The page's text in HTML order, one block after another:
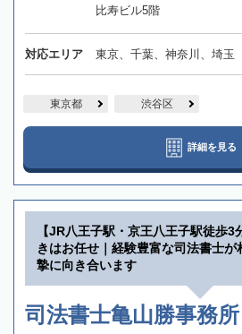
比寿ビル5階
対応エリア 東京、千葉、神奈川、埼玉
東京都 渋谷区
詳細を見る
【JR八王子駅・京王八王子駅徒歩
きはお任せ｜経験豊富な司法書士
摯に向き合います
司法書士亀山勝事務所